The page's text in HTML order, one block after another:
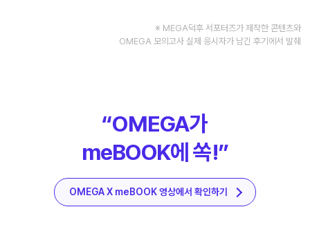
※ MEGA덕후 서포터즈가 제작한 콘텐츠와
OMEGA 모의고사 실제 응시자가 남긴 후기에서 발췌
“OMEGA가
meBOOK에 쏙!”
OMEGA X meBOOK 영상에서 확인하기